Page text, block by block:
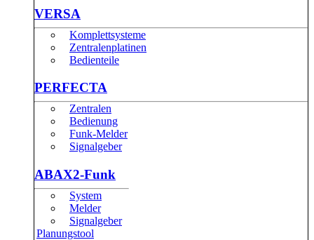
VERSA
Komplettsysteme
Zentralenplatinen
Bedienteile
PERFECTA
Zentralen
Bedienung
Funk-Melder
Signalgeber
ABAX2-Funk
System
Melder
Signalgeber
Planungstool